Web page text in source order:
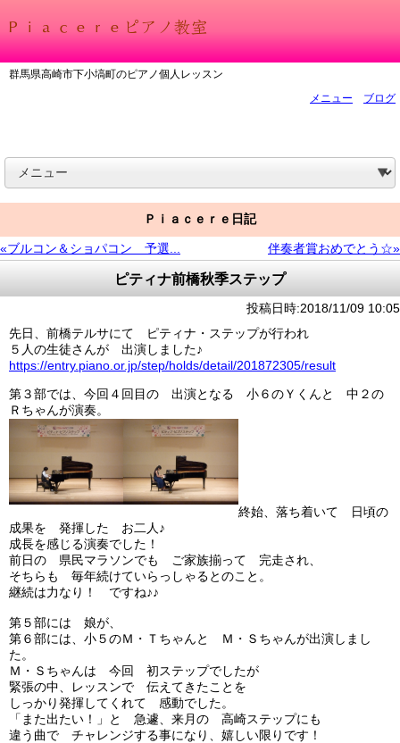
群馬県高崎市下小塙町のピアノ個人レッスン
メニュー
ブログ
Ｐｉａｃｅｒｅ日記
«ブルコン＆ショパコン 予選... 伴奏者賞おめでとう☆»
ピティナ前橋秋季ステップ
投稿日時:2018/11/09 10:05
先日、前橋テルサにて ピティナ・ステップが行われ
５人の生徒さんが 出演しました♪
https://entry.piano.or.jp/step/holds/detail/201872305/result
第３部では、今回４回目の 出演となる 小６のＹくんと 中２の
Ｒちゃんが演奏。
終始、落ち着いて 日頃の
成果を 発揮した お二人♪
成長を感じる演奏でした！
前日の 県民マラソンでも ご家族揃って 完走され、
そちらも 毎年続けていらっしゃるとのこと。
継続は力なり！ ですね♪♪
第５部には 娘が、
第６部には、小５のＭ・Ｔちゃんと Ｍ・Ｓちゃんが出演しまし
た。
Ｍ・Ｓちゃんは 今回 初ステップでしたが
緊張の中、レッスンで 伝えてきたことを
しっかり発揮してくれて 感動でした。
「また出たい！」と 急遽、来月の 高崎ステップにも
違う曲で チャレンジする事になり、嬉しい限りです！